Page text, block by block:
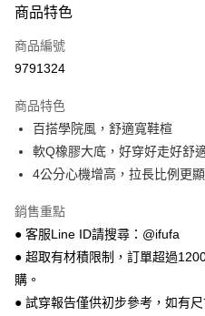
LINE Pay
Apple Pay
悠遊付
Google Pay
全盈+PAY
AFTEE先享後付
相關說明
【關於「AFTEE先享後付」】
AFTEE先享後付是「在收到商品之後
１．簡單：不需註冊會員、不需綁卡
ATM付款
商品特色
商品編號
9791324
商品特色
百搭學院風，舒適寬鞋楦
軟Q橡膠大底，好穿好走好舒
4公分心機增高，拉長比例更
銷售重點
● 客服Line ID請搜尋：@ifufa
● 超取有材積限制，訂單超過
購。
● 試穿報告僅供初步參考，如有